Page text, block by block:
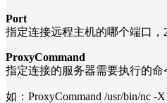
Port
指定连接远程主机的哪个端口，
ProxyCommand
指定连接的服务器需要执行的命
如：ProxyCommand /usr/bin/nc -